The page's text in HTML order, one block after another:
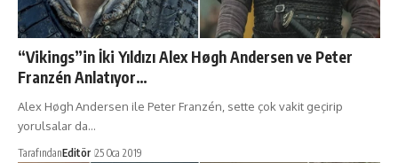
“Vikings”in İki Yıldızı Alex Høgh Andersen ve Peter
Franzén Anlatıyor…
Alex Høgh Andersen ile Peter Franzén, sette çok vakit geçirip
yorulsalar da…
TarafındanEditör 25 Oca 2019